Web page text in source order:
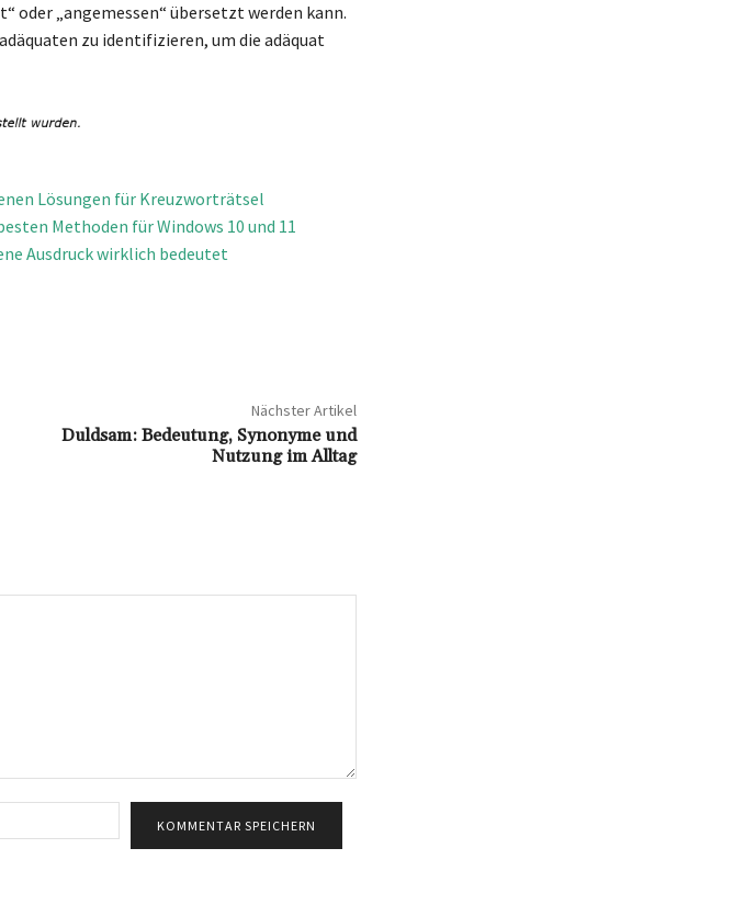
oder „angemessen“ übersetzt werden kann.
zu identifizieren, um die adäquat
Lösungen für Kreuzworträtsel
Methoden für Windows 10 und 11
Ausdruck wirklich bedeutet
Nächster Artikel
Duldsam: Bedeutung, Synonyme und
Nutzung im Alltag
Mail:*